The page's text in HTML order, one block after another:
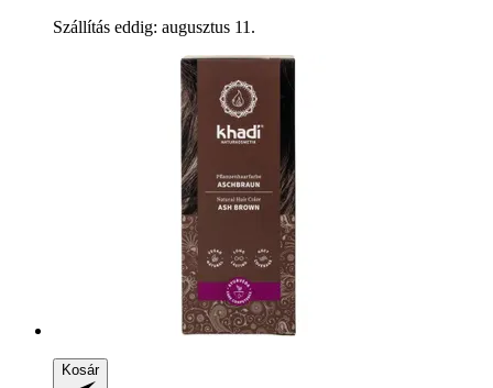
Szállítás eddig: augusztus 11.
Kosár